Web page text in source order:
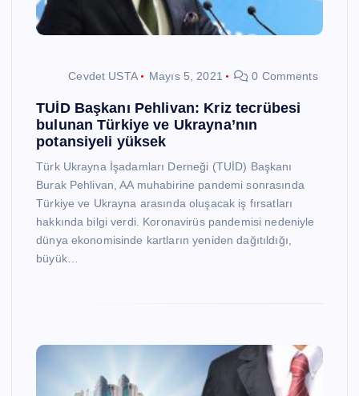
Cevdet USTA Mayıs 5, 2021 0 Comments
TUİD Başkanı Pehlivan: Kriz tecrübesi
bulunan Türkiye ve Ukrayna’nın
potansiyeli yüksek
Türk Ukrayna İşadamları Derneği (TUİD) Başkanı
Burak Pehlivan, AA muhabirine pandemi sonrasında
Türkiye ve Ukrayna arasında oluşacak iş fırsatları
hakkında bilgi verdi. Koronavirüs pandemisi nedeniyle
dünya ekonomisinde kartların yeniden dağıtıldığı,
büyük…